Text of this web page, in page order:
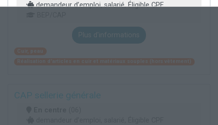
demandeur d’emploi, salarié, Éligible CPF
Plus d'informations
CAP sellerie générale